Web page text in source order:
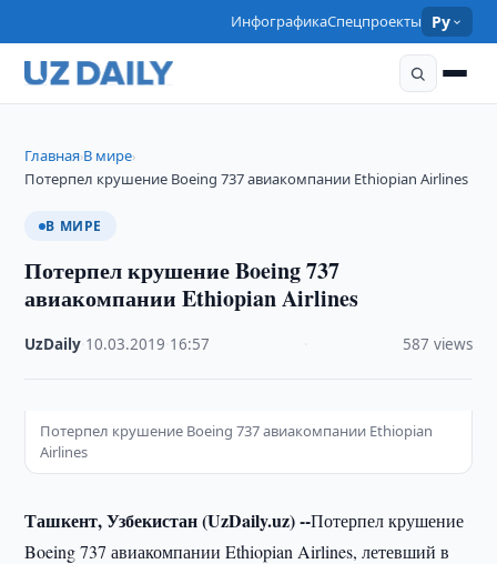
ИнфографикаСпецпроекты Ру
Главная›В мире›
Потерпел крушение Boeing 737 авиакомпании Ethiopian Airlines
В МИРЕ
Потерпел крушение Boeing 737
авиакомпании Ethiopian Airlines
UzDaily 10.03.2019 16:57 587 views
Потерпел крушение Boeing 737 авиакомпании Ethiopian
Airlines
Ташкент, Узбекистан (UzDaily.uz) --Потерпел крушение
Boeing 737 авиакомпании Ethiopian Airlines, летевший в